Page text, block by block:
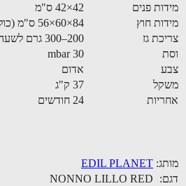
פנים
חוץ
גז
אדום
EDIL PLANET
NONNO LILLO RED